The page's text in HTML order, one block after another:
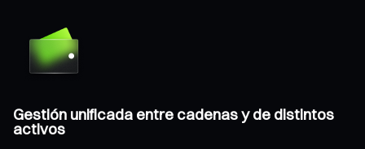
Gestión unificada entre cadenas y de distintos
activos